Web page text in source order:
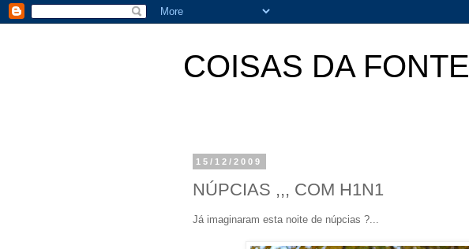
COISAS DA FONTE
15/12/2009
NÚPCIAS ,,, COM H1N1
Já imaginaram esta noite de núpcias ?...